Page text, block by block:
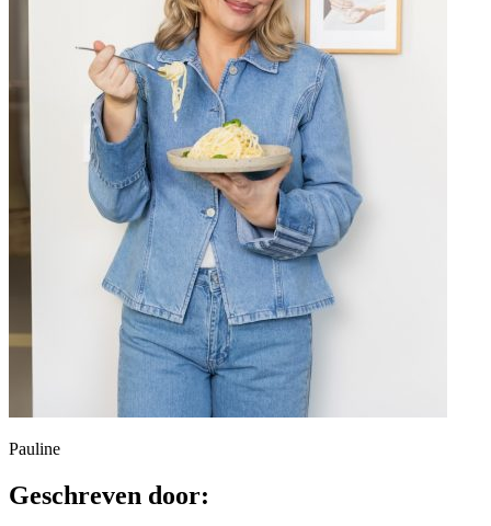
Pauline
Geschreven door: